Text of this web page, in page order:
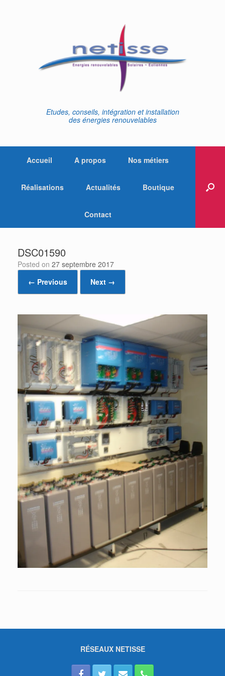
Etudes, conseils, intégration et installation
des énergies renouvelables
Accueil A propos Nos métiers
Réalisations Actualités Boutique
Contact
DSC01590
Posted on 27 septembre 2017
← Previous
Next →
RÉSEAUX NETISSE